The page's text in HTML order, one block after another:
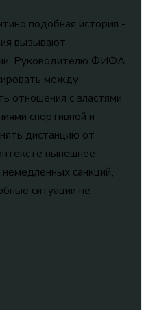
подобная история -
вызывают
Руководителю ФИФА
между
отношения с властями
спортивной и
дистанцию от
нынешнее
санкций,
ситуации не